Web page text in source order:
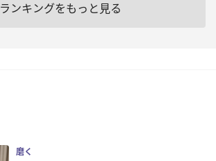
ランキングをもっと見る
磨く